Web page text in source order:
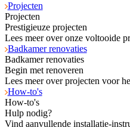
Projecten
Projecten
Prestigieuze projecten
Lees meer over onze voltooide
Badkamer renovaties
Badkamer renovaties
Begin met renoveren
Lees meer over projecten voor
How-to's
How-to's
Hulp nodig?
Vind aanvullende installatie-